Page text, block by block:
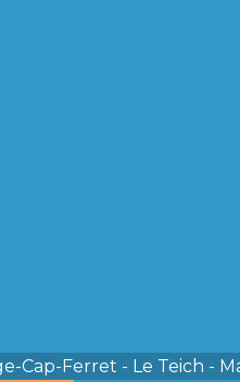
Cap-Ferret - Le Teich -